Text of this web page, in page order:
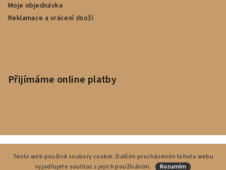
Tento web používá soubory cookie. Dalším procházením tohoto webu
vyjadřujete souhlas s jejich používáním.
Rozumím
Moje objednávka
Reklamace a vrácení zboží
Přijímáme online platby
Vytvořil Shoptet